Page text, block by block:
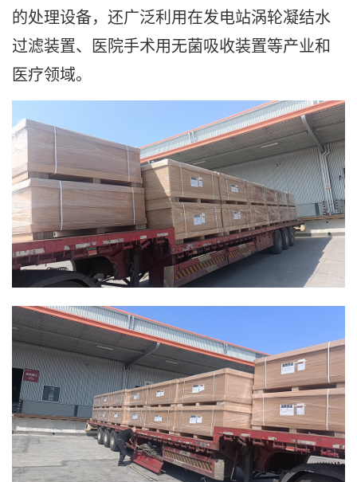
的处理设备，还广泛利用在发电站涡轮凝结水
过滤装置、医院手术用无菌吸收装置等产业和
医疗领域。